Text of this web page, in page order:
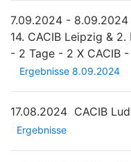
7.09.2024 - 8.09.2024
14. CACIB Leipzig & 2.
- 2 Tage - 2 X CACIB -
Ergebnisse 8.09.2024
17.08.2024 CACIB
Ergebnisse